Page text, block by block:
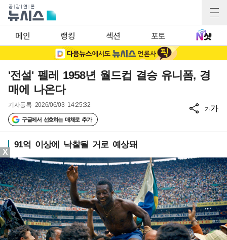
메인 랭킹 섹션 포토
'전설' 펠레 1958년 월드컵 결승 유니폼, 경
매에 나온다
기사등록 2026/06/03 14:25:32
구글에서 선호하는 매체로 추가
가가
91억 이상에 낙찰될 거로 예상돼
X